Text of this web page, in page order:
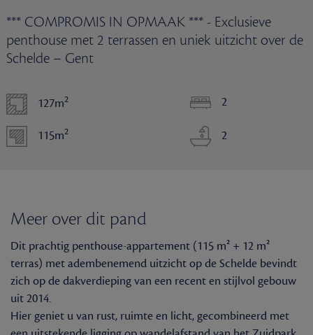
*** COMPROMIS IN OPMAAK *** - Exclusieve
penthouse met 2 terrassen en uniek uitzicht over de
Schelde – Gent
127m2 2
115m2 2
Meer over dit pand
Dit prachtig penthouse-appartement (115 m² + 12 m²
terras) met adembenemend uitzicht op de Schelde bevindt
zich op de dakverdieping van een recent en stijlvol gebouw
uit 2014.
Hier geniet u van rust, ruimte en licht, gecombineerd met